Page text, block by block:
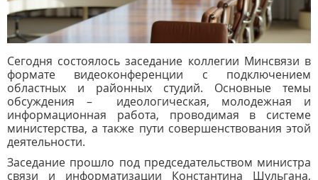
Сегодня состоялось заседание коллегии Минсвязи в
формате видеоконференции с подключением
областных и районных студий. Основные темы
обсуждения – идеологическая, молодежная и
информационная работа, проводимая в системе
министерства, а также пути совершенствования этой
деятельности.
Заседание прошло под председательством министра
связи и информатизации Константина Шульгана,